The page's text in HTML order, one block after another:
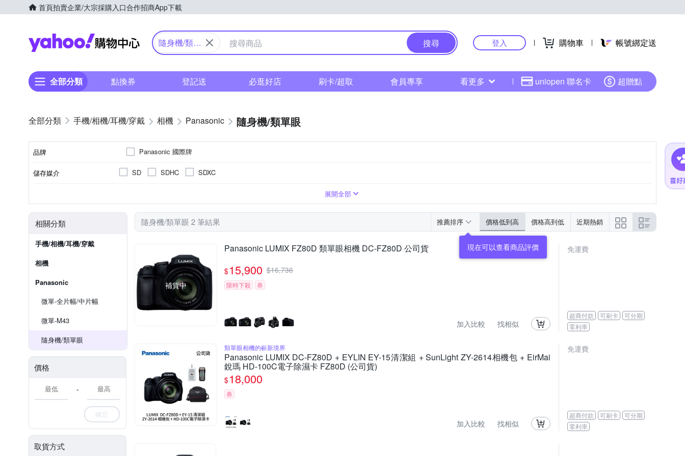
首頁拍賣企業/大宗採購入口合作招商App下載
Yahoo購物中心
隨身機/類單
搜尋 登入 購物車 帳號綁定送
全部分類 點換券 登記送 必逛好店 刷卡/超取 會員專享 看更多 uniopen 聯名卡 超贈點
手機/相機/耳機/穿戴 相機 Panasonic 隨身機/類單眼
品牌 Panasonic 國際牌
儲存媒介 SD SDHC SDXC
展開全部
相關分類
手機/相機/耳機/穿戴
相機
Panasonic
微單-全片幅/中片幅
微單-M43
隨身機/類單眼
價格
-
確定
取貨方式
隨身機/類單眼 2 筆結果 推薦排序 價格低到高 價格高到低 近期熱銷
現在可以查看商品評價
補貨中
Panasonic LUMIX FZ80D 類單眼相機 DC-FZ80D 公司貨
$15,900 $16,736
限時下殺 券
加入比較 找相似
免運費
超商付款 可刷卡
可分期
零利率
類單眼相機的嶄新境界
Panasonic LUMIX DC-FZ80D + EYLIN EY-15清潔組 + SunLight ZY-2614相機包 + EirMai
銳瑪 HD-100C電子除濕卡 FZ80D (公司貨)
$18,000
券
加入比較 找相似
免運費
超商付款 可刷卡
可分期
零利率